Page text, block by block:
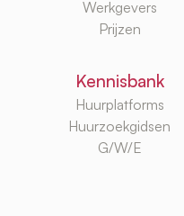
Werkgevers
Prijzen
Kennisbank
Huurplatforms
Huurzoekgidsen
G/W/E